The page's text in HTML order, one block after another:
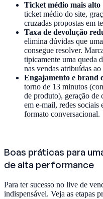
Ticket médio mais alto
ticket médio do site,
cruzadas propostas em
Taxa de devolução
elimina dúvidas que
consegue resolver.
tipicamente uma queda
nas vendas atribuídas
Engajamento e brand
torno de 13 minutos
de produto), geração
em e-mail, redes
formato conversacional.
Boas práticas para
de alta performance
Para ter sucesso no live de
indispensável. Veja as etapas